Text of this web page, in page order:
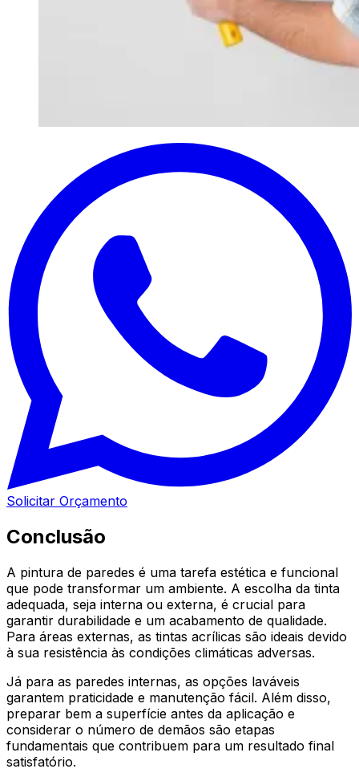
Solicitar Orçamento
Conclusão
A pintura de paredes é uma tarefa estética e funcional
que pode transformar um ambiente. A escolha da tinta
adequada, seja interna ou externa, é crucial para
garantir durabilidade e um acabamento de qualidade.
Para áreas externas, as tintas acrílicas são ideais devido
à sua resistência às condições climáticas adversas.
Já para as paredes internas, as opções laváveis
garantem praticidade e manutenção fácil. Além disso,
preparar bem a superfície antes da aplicação e
considerar o número de demãos são etapas
fundamentais que contribuem para um resultado final
satisfatório.